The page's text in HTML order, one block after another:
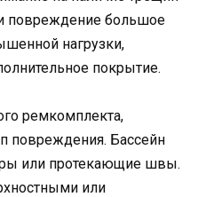
повреждение большое
нагрузки,
покрытие.
ремкомплекта,
повреждения. Бассейн
или протекающие швы.
или